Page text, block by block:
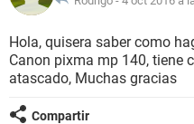
Hola, quisera saber como
Canon pixma mp 140, tiene
atascado, Muchas gracias
Compartir